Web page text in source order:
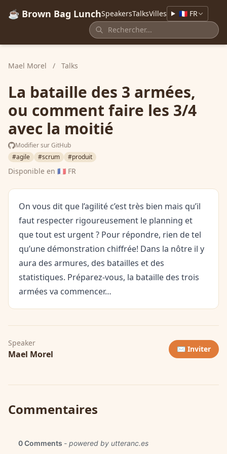
☕ Brown Bag LunchSpeakersTalksVilles 🇫🇷 FR
Mael Morel / Talks
La bataille des 3 armées,
ou comment faire les 3/4
avec la moitié
Modifier sur GitHub
#agile
#scrum #produit
Disponible en 🇫🇷 FR
On vous dit que l’agilité c’est très bien mais qu’il
faut respecter rigoureusement le planning et
que tout est urgent ? Pour répondre, rien de tel
qu’une démonstration chiffrée! Dans la nôtre il y
aura des armures, des batailles et des
statistiques. Préparez-vous, la bataille des trois
armées va commencer…
Speaker
Mael Morel ✉️ Inviter
Commentaires